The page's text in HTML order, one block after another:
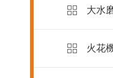
大水
火花